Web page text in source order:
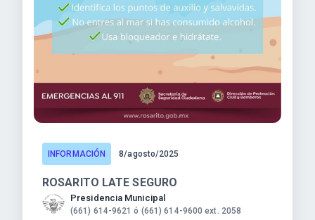
INFORMACIÓN 8/agosto/2025
ROSARITO LATE SEGURO
Presidencia Municipal
(661) 614-9621 ó (661) 614-9600 ext. 2058